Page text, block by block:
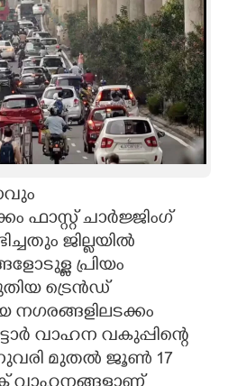
ഫാസ്റ്റ് ചാർജ്ജിംഗ്
ജില്ലയിൽ
പ്രിയം
ട്രെൻഡ്
നഗരങ്ങളിലടക്കം
വാഹന വകുപ്പിന്റെ
മുതൽ ജൂൺ 17